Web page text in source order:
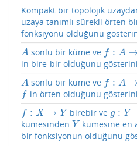
Kompakt bir topolojik
uzaya tanımlı sürekli örten
fonksiyonu olduğunu
A
A sonlu bir küme ve f : A
f:A→A
in bire-bir olduğunu
A
A sonlu bir küme ve f : A
f:A→A
f
f in örten olduğunu
f : X → Y
f:X→Y birebir ve g : Y
g: Y →X
kümesinden Y
Y kümesine en
bir fonksiyonun olduğunu